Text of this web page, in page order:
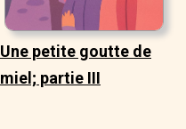
Une petite goutte de
miel; partie III